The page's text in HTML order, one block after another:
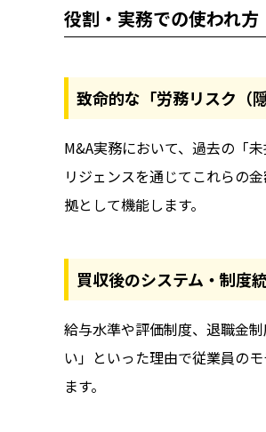
役割・実務での使われ方
致命的な「労務リスク（
M&A実務において、過去の「
リジェンスを通じてこれらの
拠として機能します。
買収後のシステム・制度
給与水準や評価制度、退職金
い」といった理由で従業員の
ます。